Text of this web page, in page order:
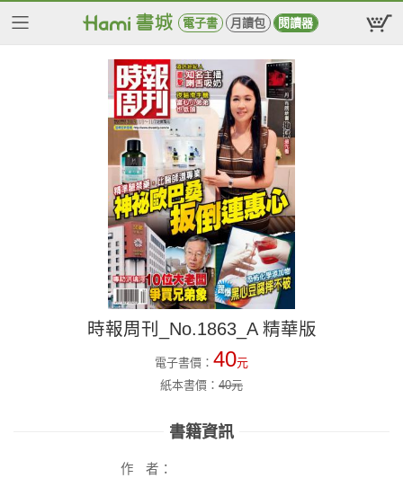
電子書 月讀包 閱讀器
時報周刊_No.1863_A 精華版
電子書價： 40元
紙本書價： 40元
書籍資訊
作
者：